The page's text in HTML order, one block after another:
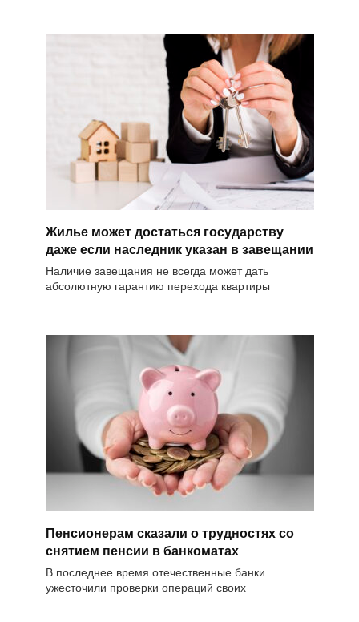
Жилье может достаться государству
даже если наследник указан в завещании
Наличие завещания не всегда может дать
абсолютную гарантию перехода квартиры
Пенсионерам сказали о трудностях со
снятием пенсии в банкоматах
В последнее время отечественные банки
ужесточили проверки операций своих